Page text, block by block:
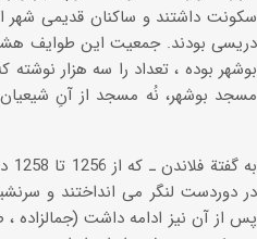
سکونت داشتند و ساکنان قدیمی شهر
بوشهر بوده ، تعداد را سه هزار نوشته
مسجد بوشهر، نُه مسجد از آنِ